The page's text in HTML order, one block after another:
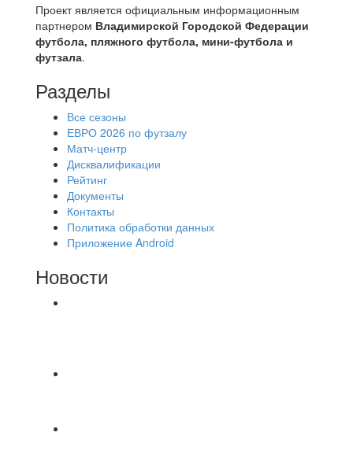
Проект является официальным информационным
партнером Владимирской Городской Федерации
футбола, пляжного футбола, мини-футбола и
футзала.
Разделы
Все сезоны
ЕВРО 2026 по футзалу
Матч-центр
Дисквалификации
Рейтинг
Документы
Контакты
Политика обработки данных
Приложение Android
Новости